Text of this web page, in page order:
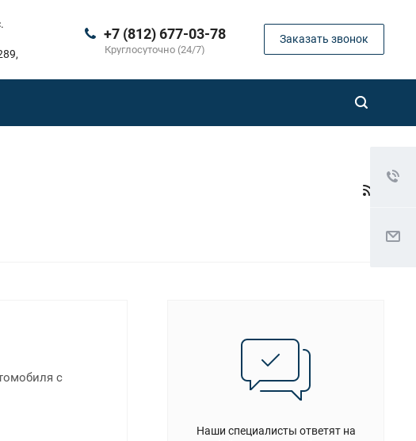
+7 (812) 677-03-78
Круглосуточно (24/7)
Заказать звонок
с
Наши специалисты ответят на